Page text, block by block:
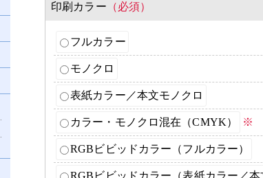
印刷カラー （必須）
フルカラー
モノクロ
表紙カラー／本文モノクロ
カラー・モノクロ混在（CMYK） ※
RGBビビッドカラー（フルカラー）
RGBビビッドカラー（表紙カラー／本